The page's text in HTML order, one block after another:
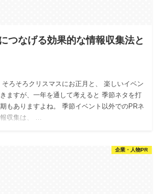
つなげる効果的な情報収集法と
ろそろクリスマスにお正月と、 楽しいイベン
ますが、一年を通して考えると 季節ネタを打
もありますよね。 季節イベント以外でのPRネ
収集は、 …
企業・人物PR